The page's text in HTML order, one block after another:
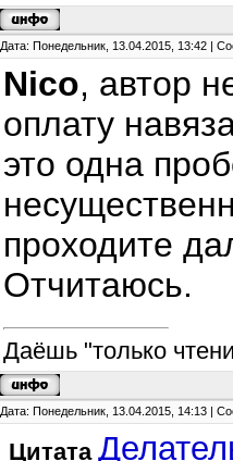
Дата: Понедельник, 13.04.2015, 13:42 |
Nico, автор
оплату
это одна
проходите
Отчитаюсь.
Даёшь "только
Дата: Понедельник, 13.04.2015, 14:13 |
Цитата